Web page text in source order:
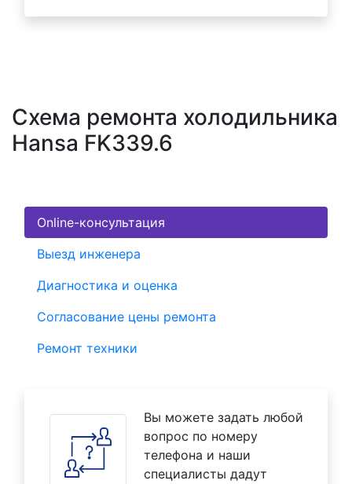
Схема ремонта холодильника
Hansa FK339.6
Online-консультация
Выезд инженера
Диагностика и оценка
Согласование цены ремонта
Ремонт техники
Вы можете задать любой
вопрос по номеру
телефона и наши
специалисты дадут